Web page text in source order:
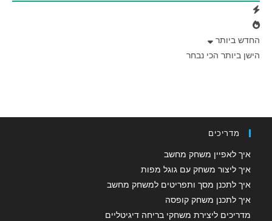
החדש ביותר
הישן ביותר הכי נבחר
מדריכים
איך לאפיין משחק מחשב
איך ליצור משחק עם גוגל מפות
איך לתכנן מסך ותפריטים למשחק מחשב
איך לתכנן משחק קופסה
מדריכים ליצירת משחקי בריחה דיגיטליים